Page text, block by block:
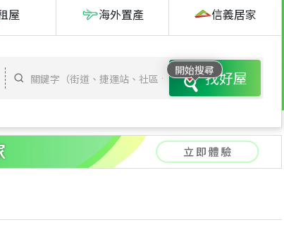
屋 海外置產 信義居家
開始搜尋找好屋